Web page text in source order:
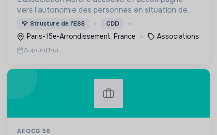
vers l’autonomie des personnes en situation de
précarité ou d’exclusion via l’hébergement, les
soins et l’insertion sociale et professionnelle.
💡 Structure de l’ESS CDD
Paris-15e-Arrondissement, France Associations
Aujourd'hui
AFOCG 56